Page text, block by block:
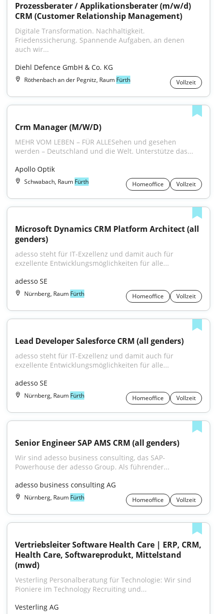
Prozessberater / Applikationsberater (m/w/d)
CRM (Customer Relationship Management)
Digitale Transformation. Nachhaltigkeit.
Friedenssicherung. Spannende Aufgaben, an denen
auch wir...
Diehl Defence GmbH & Co. KG
Röthenbach an der Pegnitz, Raum Fürth Vollzeit
Crm Manager (M/W/D)
MEHR VOM LEBEN – FÜR ALLESehen und gesehen
werden – Deutschland und die Welt. Unterstütze das...
Apollo Optik
Schwabach, Raum Fürth Homeoffice Vollzeit
Microsoft Dynamics CRM Platform Architect (all
genders)
adesso steht für IT-Exzellenz und damit auch für
exzellente Entwicklungsmöglichkeiten für alle...
adesso SE
Nürnberg, Raum Fürth Homeoffice Vollzeit
Lead Developer Salesforce CRM (all genders)
adesso steht für IT-Exzellenz und damit auch für
exzellente Entwicklungsmöglichkeiten für alle...
adesso SE
Nürnberg, Raum Fürth Homeoffice Vollzeit
Senior Engineer SAP AMS CRM (all genders)
Wir sind adesso business consulting, das SAP-
Powerhouse der adesso Group. Als führender...
adesso business consulting AG
Nürnberg, Raum Fürth Homeoffice Vollzeit
Vertriebsleiter Software Health Care | ERP, CRM,
Health Care, Softwareprodukt, Mittelstand
(mwd)
Vesterling Personalberatung für Technologie: Wir sind
Pioniere im Technology Recruiting und...
Vesterling AG